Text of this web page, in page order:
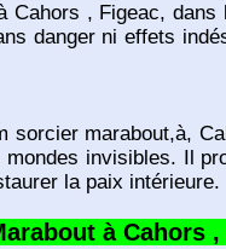
Cahors , Figeac,
danger ni effets
sorcier marabout,à,
invisibles. Il
la paix intérieure.
à Cahors